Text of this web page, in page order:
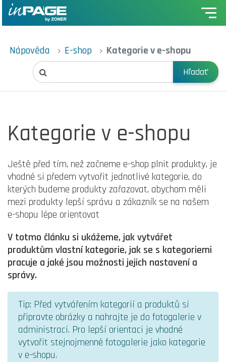
Nápověda E-shop Kategorie v e-shopu
Hľadať
Kategorie v e-shopu
Ještě před tím, než začneme e-shop plnit produkty, je
vhodné si předem vytvořit jednotlivé kategorie, do
kterých budeme produkty zařazovat, abychom měli
mezi produkty lepší správu a zákazník se na našem
e-shopu lépe orientovat
V totmo článku si ukážeme, jak vytvářet
produktům vlastní kategorie, jak se s kategoriemi
pracuje a jaké jsou možnosti jejich nastavení a
správy.
Tip: Před vytvářením kategorií a produktů si
připravte obrázky a nahrajte je do fotogalerie v
administraci. Pro lepší orientaci je vhodné
vytvořit stejnojmenné fotogalerie jako kategorie
v e-shopu.